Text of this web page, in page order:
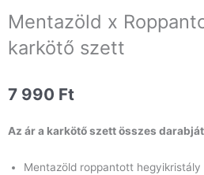
Mentazöld x
karkötő szett
7 990 Ft
Az ár a karkötő szett összes
Mentazöld roppantott